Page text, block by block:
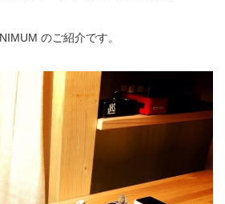
のご紹介です。